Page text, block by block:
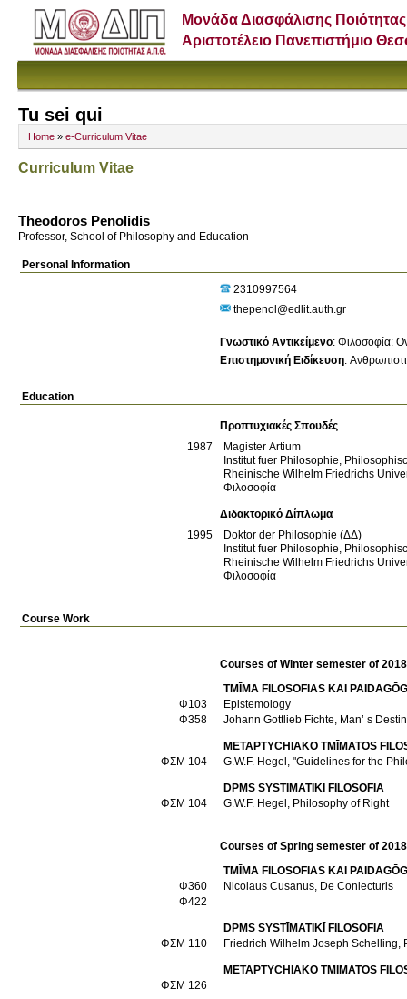
Μονάδα Διασφάλισης Ποιότητας
Αριστοτέλειο Πανεπιστήμιο
Tu sei qui
Home » e-Curriculum Vitae
Curriculum Vitae
Theodoros Penolidis
Professor, School of Philosophy and Education
Personal Information
2310997564
thepenol@edlit.auth.gr
Γνωστικό Αντικείμενο: Φιλοσοφία:
Επιστημονική Ειδίκευση:
Education
Προπτυχιακές Σπουδές
1987
Magister Artium
Institut fuer Philosophie,
Rheinische Wilhelm Friedrichs
Φιλοσοφία
Διδακτορικό Δίπλωμα
1995
Doktor der Philosophie (ΔΔ)
Institut fuer Philosophie,
Rheinische Wilhelm Friedrichs
Φιλοσοφία
Course Work
Courses of Winter semester of
TMĪMA FILOSOFIAS KAI
Φ103
Epistemology
Φ358
Johann Gottlieb Fichte, Man’ s
METAPTYCΗIAKO TMĪMATOS
ΦΣΜ 104
G.W.F. Hegel, "Guidelines for the
DPMS SYSTĪMATIKĪ FILOSOFIA
ΦΣΜ 104
G.W.F. Hegel, Philosophy of Right
Courses of Spring semester of
TMĪMA FILOSOFIAS KAI
Φ360
Nicolaus Cusanus, De Coniecturis
Φ422
DPMS SYSTĪMATIKĪ FILOSOFIA
ΦΣΜ 110
Friedrich Wilhelm Joseph
METAPTYCΗIAKO TMĪMATOS
ΦΣΜ 126